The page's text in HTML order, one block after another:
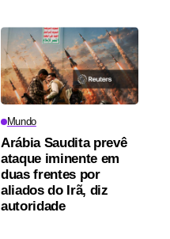
Mundo
Arábia Saudita prevê
ataque iminente em
duas frentes por
aliados do Irã, diz
autoridade